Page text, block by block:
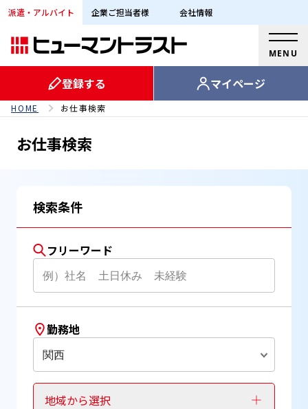
派遣・アルバイト 企業ご担当者様 会社情報
MENU
登録する マイページ
HOME お仕事検索
お仕事検索
検索条件
フリーワード
勤務地
関西
地域から選択